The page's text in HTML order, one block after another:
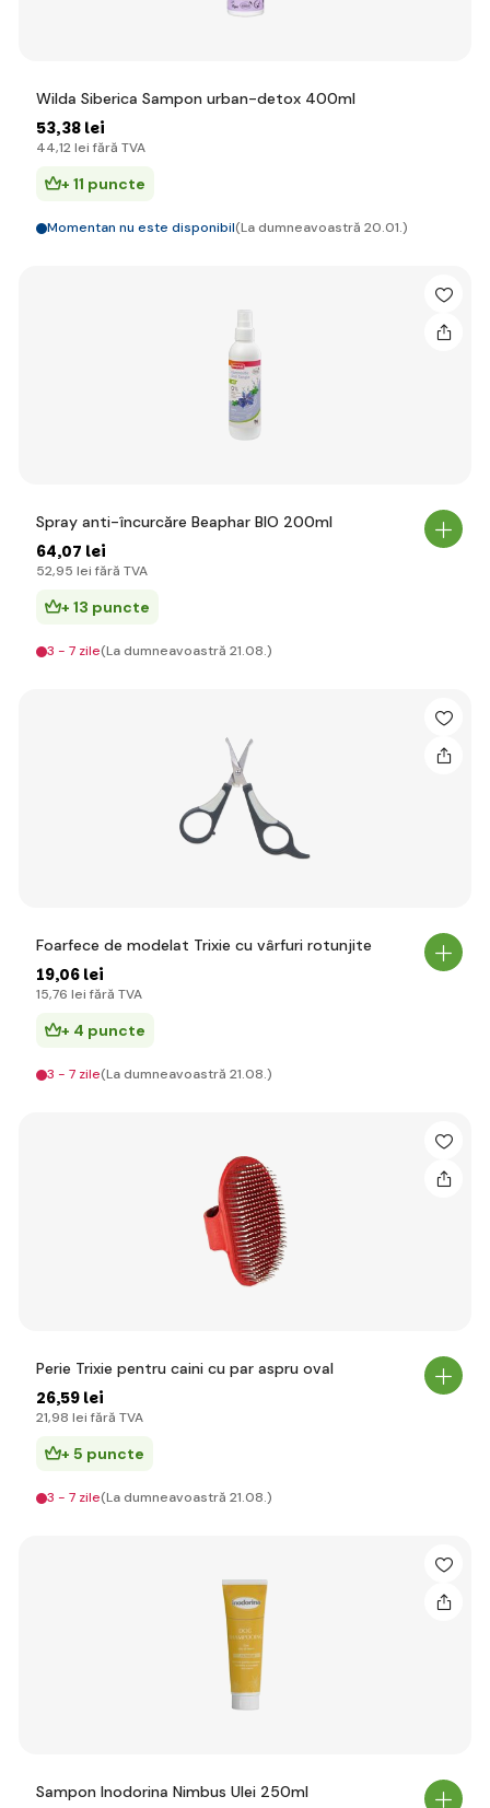
Wilda Siberica Sampon urban-detox 400ml
53,38 lei
44,12 lei fără TVA
+ 11 puncte
Momentan nu este disponibil(La dumneavoastră 20.01.)
Spray anti-încurcăre Beaphar BIO 200ml
64,07 lei
52,95 lei fără TVA
+ 13 puncte
3 - 7 zile(La dumneavoastră 21.08.)
Foarfece de modelat Trixie cu vârfuri rotunjite
19,06 lei
15,76 lei fără TVA
+ 4 puncte
3 - 7 zile(La dumneavoastră 21.08.)
Perie Trixie pentru caini cu par aspru oval
26,59 lei
21,98 lei fără TVA
+ 5 puncte
3 - 7 zile(La dumneavoastră 21.08.)
Sampon Inodorina Nimbus Ulei 250ml